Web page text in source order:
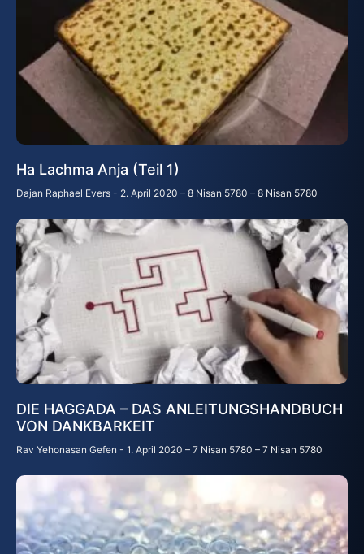
Ha Lachma Anja (Teil 1)
Dajan Raphael Evers 2. April 2020 – 8 Nisan 5780 – 8 Nisan 5780
DIE HAGGADA – DAS ANLEITUNGSHANDBUCH
VON DANKBARKEIT
Rav Yehonasan Gefen 1. April 2020 – 7 Nisan 5780 – 7 Nisan 5780